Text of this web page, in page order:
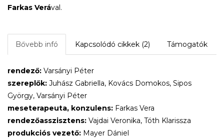
Farkas Verával.
Bővebb infó Kapcsolódó cikkek (2) Támogatók
rendező: Varsányi Péter
szereplők: Juhász Gabriella, Kovács Domokos, Sipos
György, Varsányi Péter
meseterapeuta, konzulens: Farkas Vera
rendezőasszisztens: Vajdai Veronika, Tóth Klarissza
produkciós vezető: Mayer Dániel